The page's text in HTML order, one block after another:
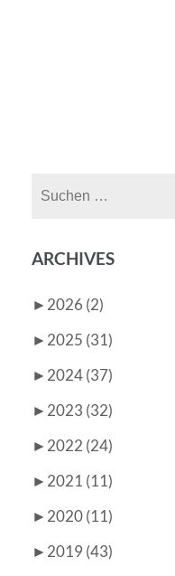
ARCHIVES
► 2026 (2)
► 2025 (31)
► 2024 (37)
► 2023 (32)
► 2022 (24)
► 2021 (11)
► 2020 (11)
► 2019 (43)